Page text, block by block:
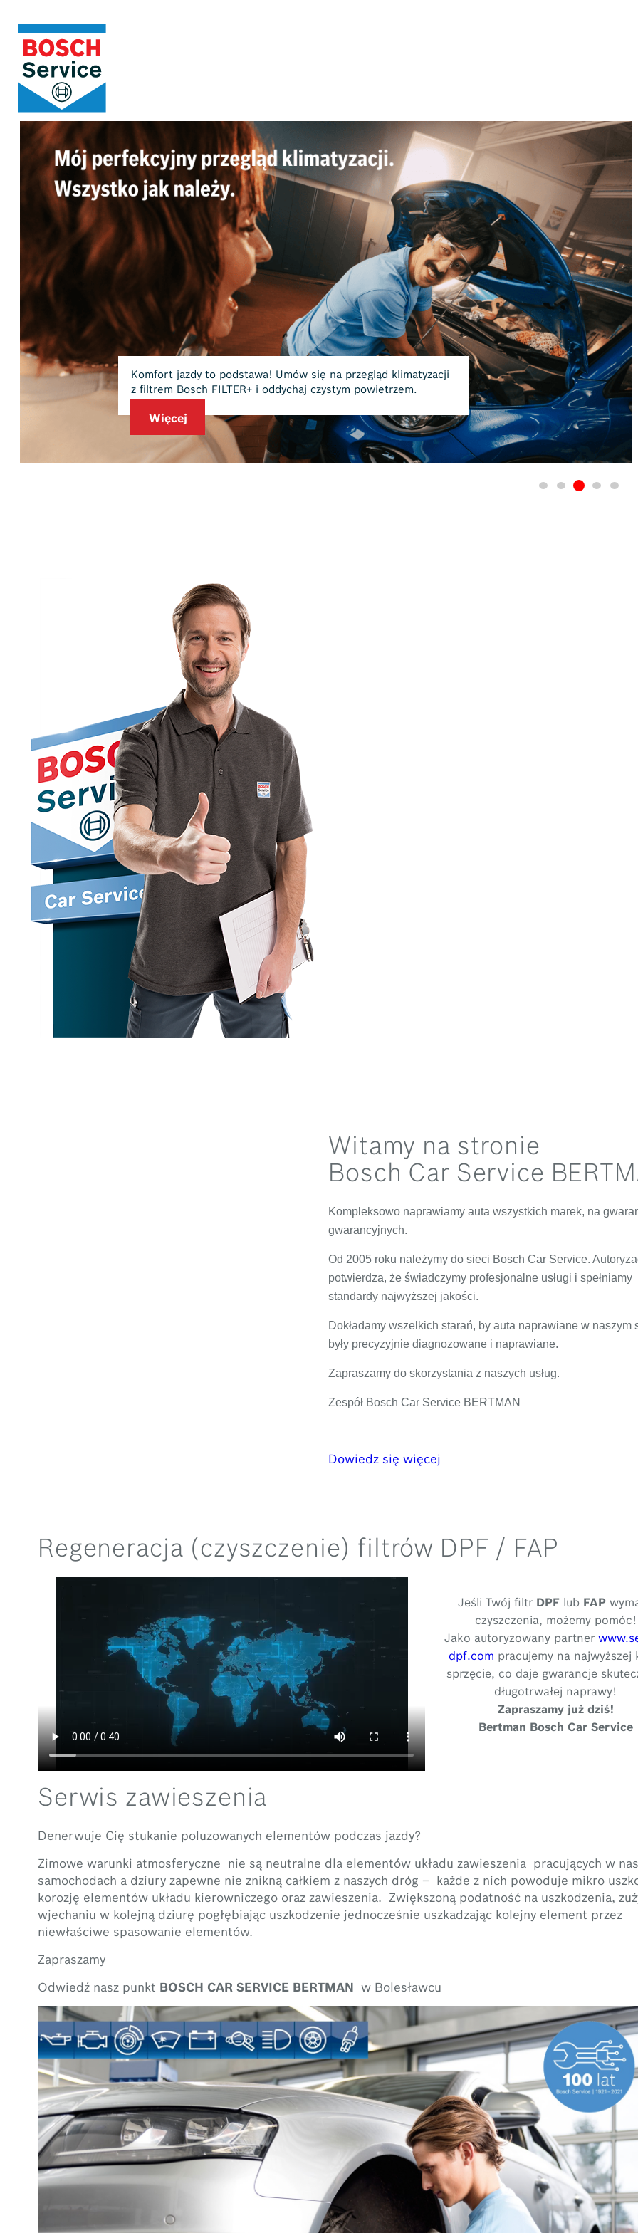
klimatyzacji
Umów się na wizytę w naszym serwisie. O
doradcę.
Więcej
Witamy na stronie
Bosch Car Service
Kompleksowo naprawiamy auta wszystkich marek, na
gwarancyjnych.
Od 2005 roku należymy do sieci Bosch Car Service.
potwierdza, że świadczymy profesjonalne usługi i spełniamy
standardy najwyższej jakości.
Dokładamy wszelkich starań, by auta naprawiane w naszym
były precyzyjnie diagnozowane i naprawiane.
Zapraszamy do skorzystania z naszych usług.
Zespół Bosch Car Service BERTMAN
Dowiedz się więcej
Regeneracja (czyszczenie) filtrów DPF / FAP
Jeśli Twój filtr DPFlub FAP
czyszczenia, możemy pomóc!
Jako autoryzowany partner
dpf.com pracujemy na najwyższej
sprzęcie, co daje gwarancje
długotrwałej naprawy!
Zapraszamy już dziś!
Bertman Bosch Car Service
Serwis zawieszenia
Denerwuje Cię stukanie poluzowanych elementów podczas jazdy?
Zimowe warunki atmosferyczne nie są neutralne dla elementów układu zawieszenia pracujących w
samochodach a dziury zapewne nie znikną całkiem z naszych dróg – każde z nich powoduje mikro
korozję elementów układu kierowniczego oraz zawieszenia. Zwiększoną podatność na uszkodzenia,
wjechaniu w kolejną dziurę pogłębiając uszkodzenie jednocześnie uszkadzając kolejny element przez
niewłaściwe spasowanie elementów.
Zapraszamy
Odwiedź nasz punkt BOSCH CAR SERVICE BERTMAN w Bolesławcu